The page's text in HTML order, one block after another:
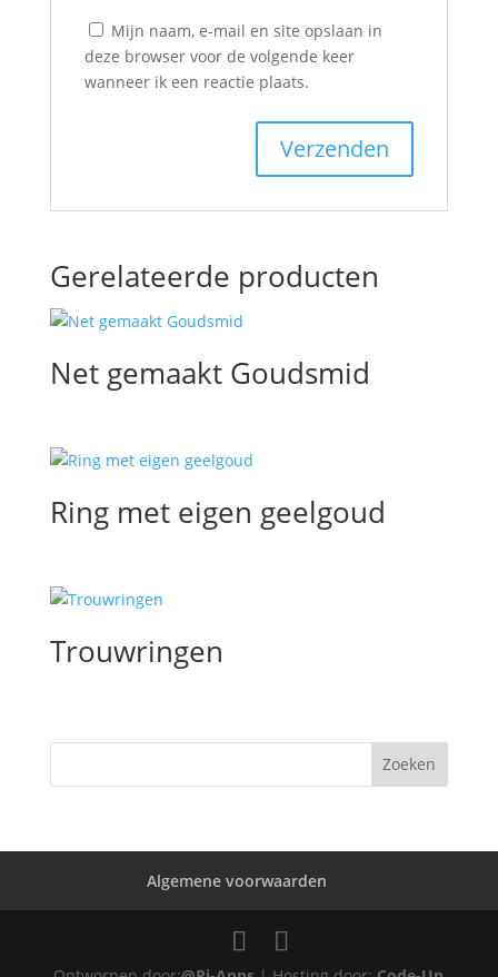
Mijn naam, e-mail en site opslaan in
deze browser voor de volgende keer
wanneer ik een reactie plaats.
Gerelateerde producten
Net gemaakt Goudsmid
Ring met eigen geelgoud
Trouwringen
Algemene voorwaarden